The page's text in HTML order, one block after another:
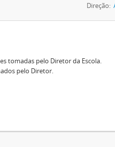
Direção:
tomadas pelo Diretor da Escola.
pelo Diretor.